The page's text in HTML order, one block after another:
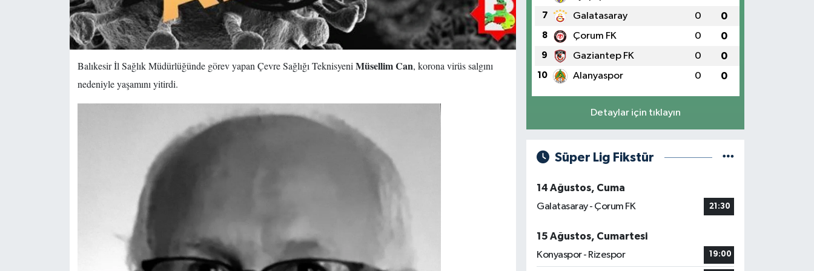
Balıkesir İl Sağlık Müdürlüğünde görev yapan Çevre Sağlığı TeknisyeniMüsellim Can, korona virüs salgını
nedeniyle yaşamını yitirdi.
7 Galatasaray 0 0
8 Çorum FK 0 0
9 Gaziantep FK 0 0
10 Alanyaspor 0 0
Detaylar için tıklayın
Süper Lig Fikstür
14 Ağustos, Cuma
Galatasaray - Çorum FK
21:30
15 Ağustos, Cumartesi
Konyaspor - Rizespor
19:00